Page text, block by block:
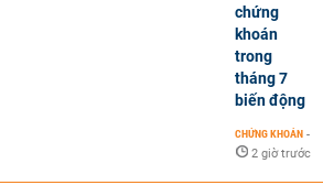
chứng
khoán
trong
tháng 7
biến động
CHỨNG KHOÁN -
2 giờ trước